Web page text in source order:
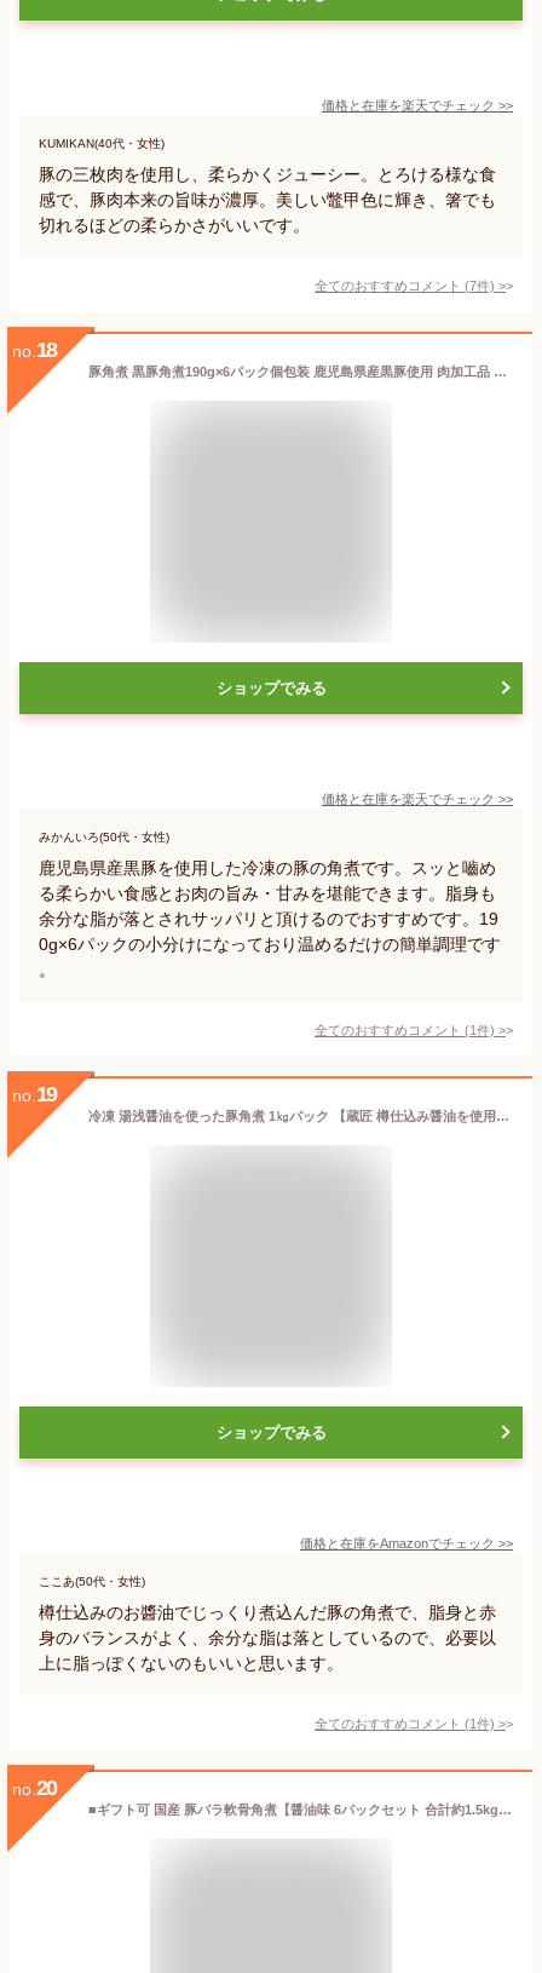
価格と在庫を楽天でチェック >>
KUMIKAN(40代・女性)
豚の三枚肉を使用し、柔らかくジューシー。とろける様な食
感で、豚肉本来の旨味が濃厚。美しい鼈甲色に輝き、箸でも
切れるほどの柔らかさがいいです。
全てのおすすめコメント (7件) >
no. 18
豚角煮 黒豚角煮190g×6パック個包装 鹿児島県産黒豚使用 肉加工品 鹿児島県 冷凍360日 熨斗対応 送料無料 ギフト 贈答 記念日 産地直送 敬老の日 お中元
ショップでみる
価格と在庫を楽天でチェック >>
みかんいろ(50代・女性)
鹿児島県産黒豚を使用した冷凍の豚の角煮です。スッと嚙め
る柔らかい食感とお肉の旨み・甘みを堪能できます。脂身も
余分な脂が落とされサッパリと頂けるのでおすすめです。19
0g×6パックの小分けになっており温めるだけの簡単調理です
。
全てのおすすめコメント (1件) >
no. 19
冷凍 湯浅醤油を使った豚角煮 1㎏パック 【蔵匠 樽仕込み醤油を使用】 本格豚角煮を手軽にご家庭でも召し上がれます！アウトドア キャンプ プレゼント
ショップでみる
価格と在庫をAmazonでチェック >>
ここあ(50代・女性)
樽仕込みのお醬油でじっくり煮込んだ豚の角煮で、脂身と赤
身のバランスがよく、余分な脂は落としているので、必要以
上に脂っぽくないのもいいと思います。
全てのおすすめコメント (1件) >
no. 20
■ギフト可 国産 豚バラ軟骨角煮【醤油味 6パックセット 合計約1.5kg】冷凍保存可 自宅 便利 簡単 美味しい おうちごはん■